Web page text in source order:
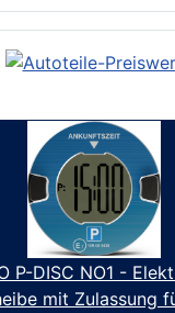
P-DISC NO1 -
mit Zulassung